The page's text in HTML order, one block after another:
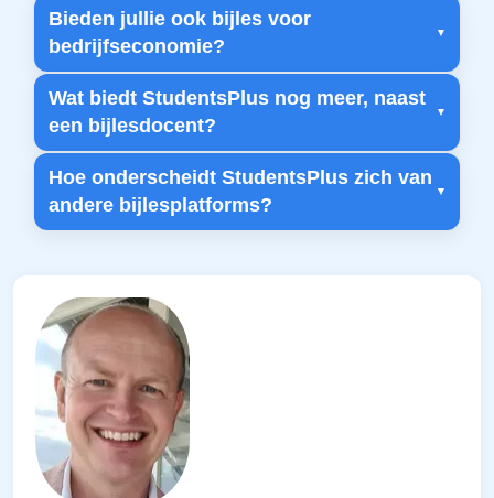
Bieden jullie ook bijles voor
bedrijfseconomie?
Wat biedt StudentsPlus nog meer, naast
een bijlesdocent?
Hoe onderscheidt StudentsPlus zich van
andere bijlesplatforms?